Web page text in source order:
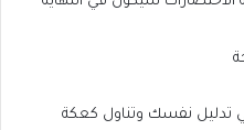
تدليل نفسك وتناول كعكة